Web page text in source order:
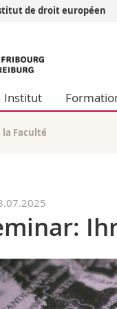
Sciences
Lettres et
de droit européen
Institut
Faculté